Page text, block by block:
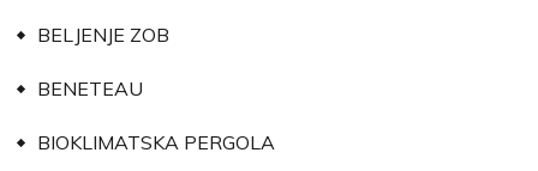
BELJENJE ZOB
BENETEAU
BIOKLIMATSKA PERGOLA